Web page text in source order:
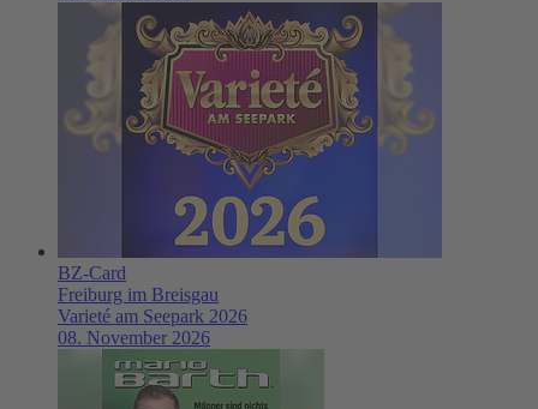
BZ-Card
Freiburg im Breisgau
Varieté am Seepark 2026
08. November 2026